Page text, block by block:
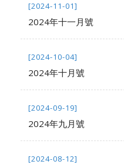
[2024-11-01]
2024年十一月號
[2024-10-04]
2024年十月號
[2024-09-19]
2024年九月號
[2024-08-12]